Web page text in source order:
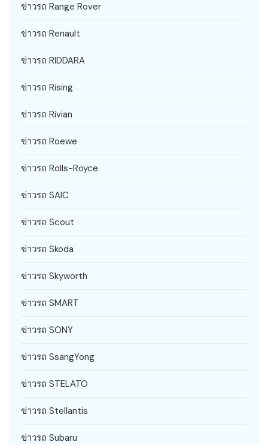
ข่าวรถ Range Rover
ข่าวรถ Renault
ข่าวรถ RIDDARA
ข่าวรถ Rising
ข่าวรถ Rivian
ข่าวรถ Roewe
ข่าวรถ Rolls-Royce
ข่าวรถ SAIC
ข่าวรถ Scout
ข่าวรถ Skoda
ข่าวรถ Skyworth
ข่าวรถ SMART
ข่าวรถ SONY
ข่าวรถ SsangYong
ข่าวรถ STELATO
ข่าวรถ Stellantis
ข่าวรถ Subaru